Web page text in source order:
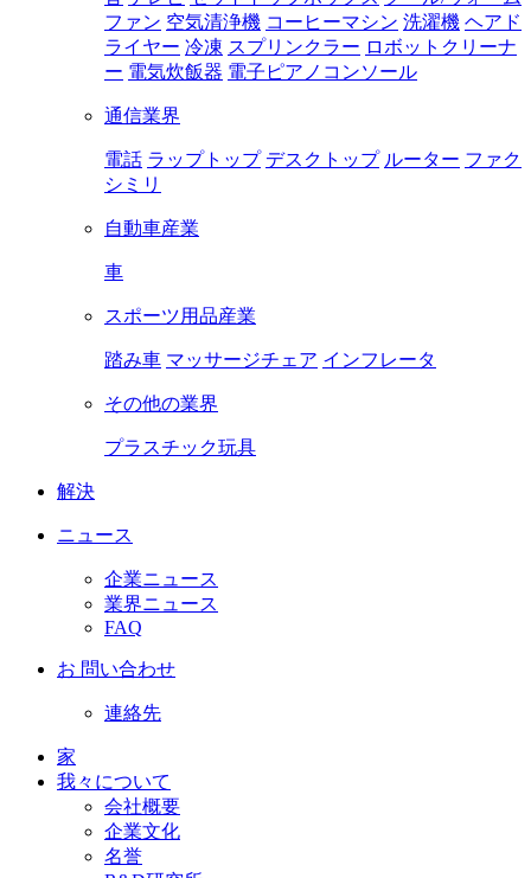
ファン 空気清浄機 コーヒーマシン 洗濯機 ヘアド
ライヤー 冷凍 スプリンクラー ロボットクリーナ
ー 電気炊飯器 電子ピアノコンソール
通信業界
電話 ラップトップ デスクトップ ルーター ファク
シミリ
自動車産業
車
スポーツ用品産業
踏み車 マッサージチェア インフレータ
その他の業界
プラスチック玩具
解決
ニュース
企業ニュース
業界ニュース
FAQ
お 問い合わせ
連絡先
家
我々について
会社概要
企業文化
名誉